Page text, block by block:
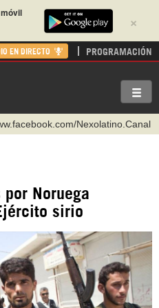
×
EN DIRECTO PROGRAMACIÓN
Nexolatino.Canal
nexo_latino
hispantvcanal
c/hispantv
como: hispan_tv
por Noruega
sirio